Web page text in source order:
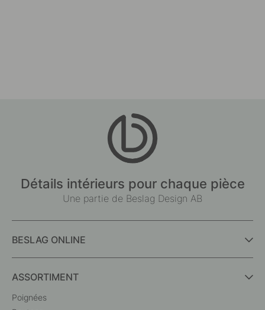
Détails intérieurs pour chaque pièce
Une partie de Beslag Design AB
BESLAG ONLINE
ASSORTIMENT
Poignées